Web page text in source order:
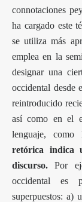
connotaciones
ha cargado este
se utiliza más
emplea en la
designar una
occidental
reintroducido
así como en el
lenguaje, como
retórica indica
discurso. Por
occidental es
superpuestos: a)